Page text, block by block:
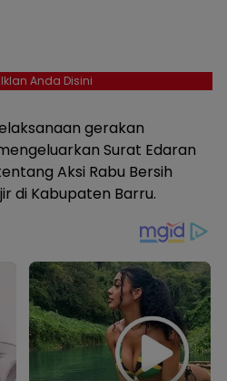
Anda Disini
gerakan
Surat Edaran
Aksi Rabu Bersih
di Kabupaten Barru.